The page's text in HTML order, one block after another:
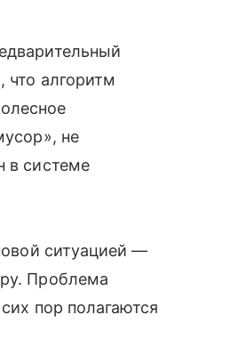
что алгоритм
не
в системе
ситуацией —
Проблема
пор полагаются